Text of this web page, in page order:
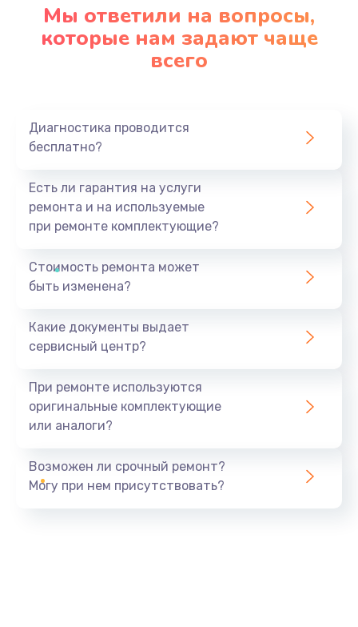
Мы ответили на вопросы,
которые нам задают чаще
всего
Диагностика проводится
бесплатно?
Есть ли гарантия на услуги
ремонта и на используемые
при ремонте комплектующие?
Стоимость ремонта может
быть изменена?
Какие документы выдает
сервисный центр?
При ремонте используются
оригинальные комплектующие
или аналоги?
Возможен ли срочный ремонт?
Могу при нем присутствовать?